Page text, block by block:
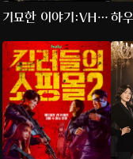
기묘한 이야기:VHS
특별판
하